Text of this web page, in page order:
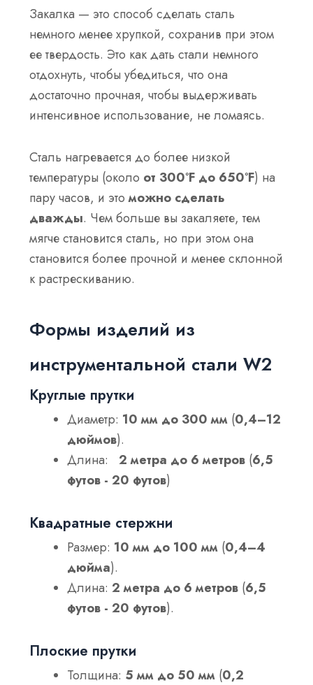
Закалка — это способ сделать сталь
немного менее хрупкой, сохранив при этом
ее твердость. Это как дать стали немного
отдохнуть, чтобы убедиться, что она
достаточно прочная, чтобы выдерживать
интенсивное использование, не ломаясь.
Сталь нагревается до более низкой
температуры (около от 300°F до 650°F) на
пару часов, и этоможно сделать
дважды. Чем больше вы закаляете, тем
мягче становится сталь, но при этом она
становится более прочной и менее склонной
к растрескиванию.
Формы изделий из
инструментальной стали W2
Круглые прутки
Диаметр: 10 мм до 300 мм (0,4–12
дюймов).
Длина:2 метра до 6 метров (6,5
футов - 20 футов)
Квадратные стержни
Размер: 10 мм до 100 мм (0,4–4
дюйма).
Длина:2 метра до 6 метров (6,5
футов - 20 футов).
Плоские прутки
Толщина: 5 мм до 50 мм (0,2